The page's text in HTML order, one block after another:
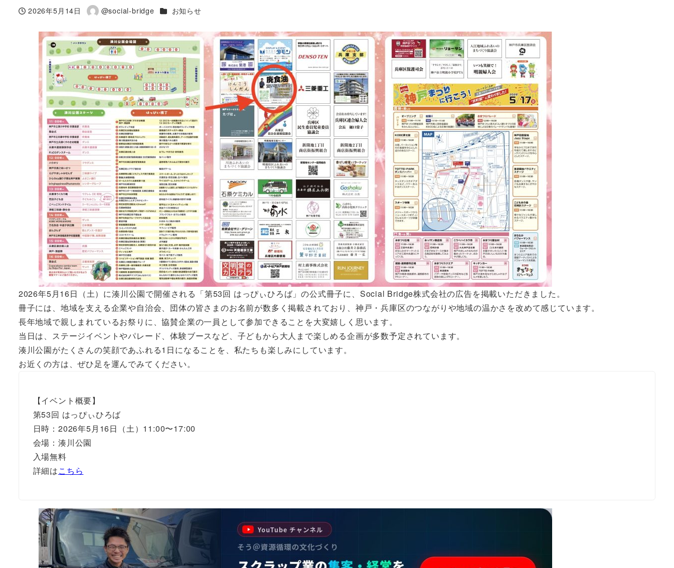
投稿日
2026年5月14日
著
@social-bridge カテゴリー
お知らせ
2026年5月16日（土）に湊川公園で開催される「第53回 はっぴぃひろば」の公式冊子に、Social Bridge株式会社の広告を掲載いただきました。
冊子には、地域を支える企業や自治会、団体の皆さまのお名前が数多く掲載されており、神戸・兵庫区のつながりや地域の温かさを改めて感じています。
長年地域で親しまれているお祭りに、協賛企業の一員として参加できることを大変嬉しく思います。
当日は、ステージイベントやパレード、体験ブースなど、子どもから大人まで楽しめる企画が多数予定されています。
湊川公園がたくさんの笑顔であふれる1日になることを、私たちも楽しみにしています。
お近くの方は、ぜひ足を運んでみてください。
【イベント概要】
第53回 はっぴぃひろば
日時：2026年5月16日（土）11:00〜17:00
会場：湊川公園
入場無料
詳細はこちら